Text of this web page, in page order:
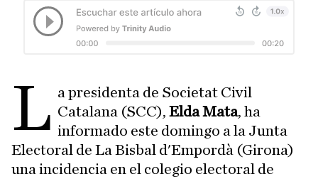
L a presidenta de Societat Civil
Catalana (SCC),Elda Mata, ha
informado este domingo a la Junta
Electoral de La Bisbal d'Empordà (Girona)
una incidencia en el colegio electoral de